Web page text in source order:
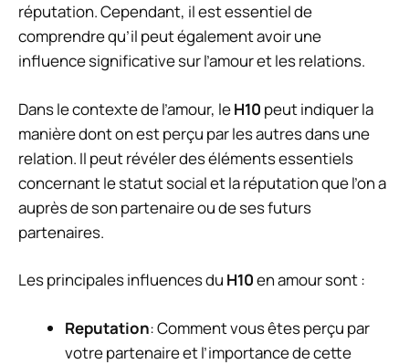
réputation. Cependant, il est essentiel de
comprendre qu’il peut également avoir une
influence significative sur l’amour et les relations.
Dans le contexte de l’amour, leH10 peut indiquer la
manière dont on est perçu par les autres dans une
relation. Il peut révéler des éléments essentiels
concernant le statut social et la réputation que l’on a
auprès de son partenaire ou de ses futurs
partenaires.
Les principales influences du H10en amour sont :
Reputation: Comment vous êtes perçu par
votre partenaire et l’importance de cette